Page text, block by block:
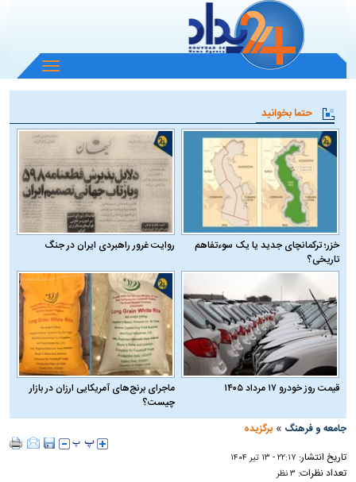
باز
و
منو
حتما بخوانید
خزر؛ ترکمانچای جدید یا یک سوءتفاهم
تاریخی؟
روایت غرور راهبردی ایران در جنگ
قیمت روز خودرو ۱۷ مرداد ۱۴۰۵
ماجرای برنج‌های آمریکایی ارزان در بازار
چیست؟
جامعه و فرهنگ »برگزیده
تاریخ انتشار: ۲۲:۱۷ - ۱۳ تير ۱۴۰۴
تعداد نظرات: ۳ نظر